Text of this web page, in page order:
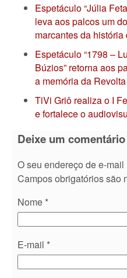
Espetáculo “Júlia
leva aos palcos um
marcantes da
Espetáculo “1798 –
Búzios” retorna aos
a memória da
TiVi Griô realiza o I
e fortalece o
Deixe um comentário
O seu endereço de e-
Campos obrigatórios são
Nome *
E-mail *